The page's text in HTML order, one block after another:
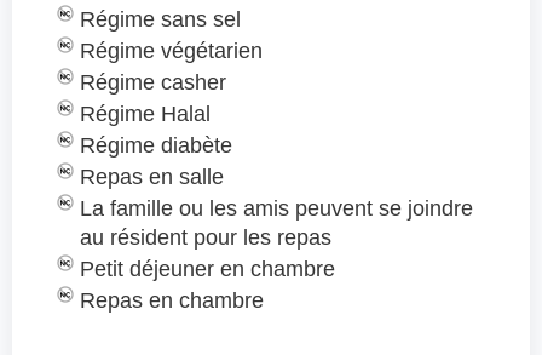
Régime sans sel
Régime végétarien
Régime casher
Régime Halal
Régime diabète
Repas en salle
La famille ou les amis peuvent se joindre
au résident pour les repas
Petit déjeuner en chambre
Repas en chambre